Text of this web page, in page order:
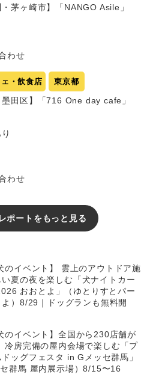
・茅ヶ崎市】「NANGO Asile」
わせ
・飲食店 東京都
墨田区】「716 One day cafe」
わせ
ポートをもっと見る
のイベント】 雲上のアウトドア施
夏の夜を楽しむ「犬ナイトカー
おおとよ」（ゆとりすとパー
よ）8/29｜ドッグランも無料開
のイベント】全国から230店舗が
冷房完備の屋内会場で楽しむ「プ
ドッグフェスタ in Gメッセ群馬」
セ群馬 屋内展示場）8/15〜16